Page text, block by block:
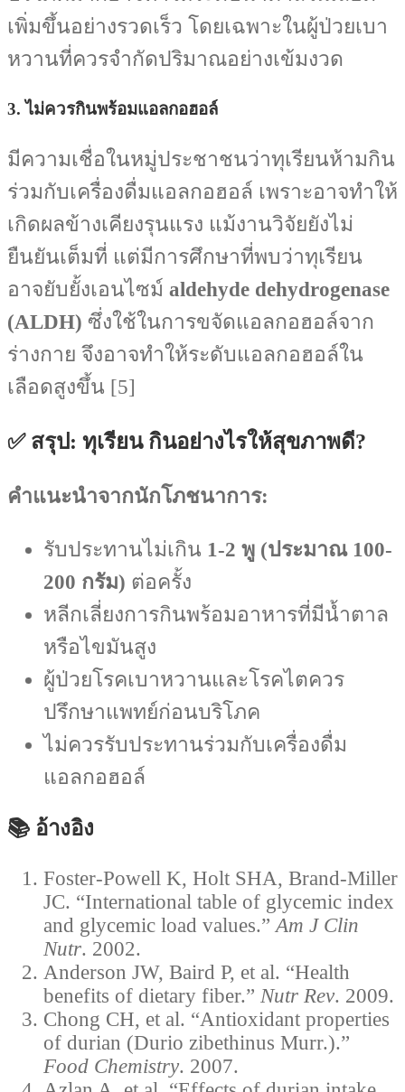
เพิ่มขึ้นอย่างรวดเร็ว โดยเฉพาะในผู้ป่วยเบา
หวานที่ควรจำกัดปริมาณอย่างเข้มงวด
3.ไม่ควรกินพร้อมแอลกอฮอล์
มีความเชื่อในหมู่ประชาชนว่าทุเรียนห้ามกิน
ร่วมกับเครื่องดื่มแอลกอฮอล์ เพราะอาจทำให้
เกิดผลข้างเคียงรุนแรง แม้งานวิจัยยังไม่
ยืนยันเต็มที่ แต่มีการศึกษาที่พบว่าทุเรียน
อาจยับยั้งเอนไซม์ aldehyde dehydrogenase
(ALDH) ซึ่งใช้ในการขจัดแอลกอฮอล์จาก
ร่างกาย จึงอาจทำให้ระดับแอลกอฮอล์ใน
เลือดสูงขึ้น [5]
✅ สรุป: ทุเรียน กินอย่างไรให้สุขภาพดี?
คำแนะนำจากนักโภชนาการ:
รับประทานไม่เกิน 1-2 พู (ประมาณ 100-
200 กรัม) ต่อครั้ง
หลีกเลี่ยงการกินพร้อมอาหารที่มีน้ำตาล
หรือไขมันสูง
ผู้ป่วยโรคเบาหวานและโรคไตควร
ปรึกษาแพทย์ก่อนบริโภค
ไม่ควรรับประทานร่วมกับเครื่องดื่ม
แอลกอฮอล์
📚 อ้างอิง
Foster-Powell K, Holt SHA, Brand-Miller
JC. “International table of glycemic index
and glycemic load values.”Am J Clin
Nutr. 2002.
Anderson JW, Baird P, et al. “Health
benefits of dietary fiber.” Nutr Rev. 2009.
Chong CH, et al. “Antioxidant properties
of durian (Durio zibethinus Murr.).”
Food Chemistry. 2007.